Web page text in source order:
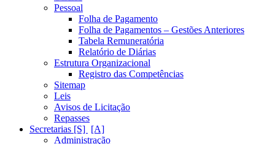
Pessoal
Folha de Pagamento
Folha de Pagamentos – Gestões Anteriores
Tabela Remuneratória
Relatório de Diárias
Estrutura Organizacional
Registro das Competências
Sitemap
Leis
Avisos de Licitação
Repasses
Secretarias [S]
Administração